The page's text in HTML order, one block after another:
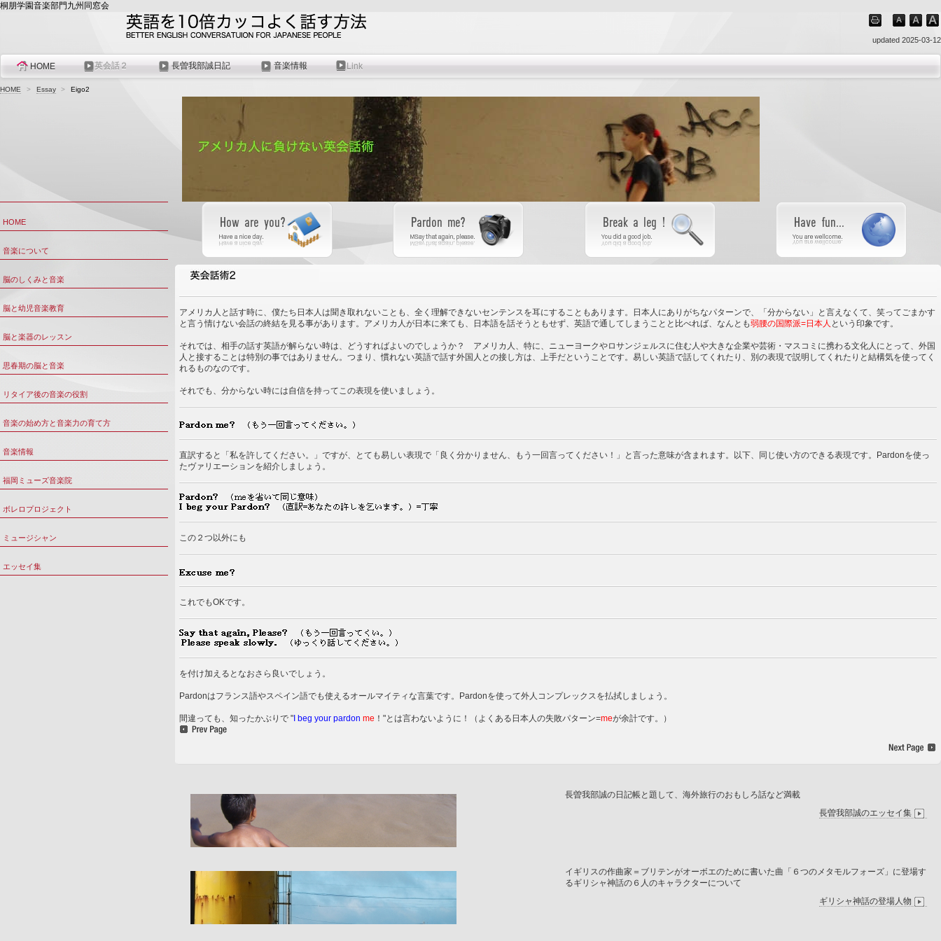
桐朋学園音楽部門九州同窓会
updated 2025-03-12
HOME 英会話２ 長曽我部誠日記 音楽情報 Link
HOME > Essay > Eigo2
アメリカ人と話す時に、僕たち日本人は聞き取れないことも、全く理解できないセンテンスを耳にすることもあります。日本人にありがちなパターンで、「分からない」と言えなくて、笑ってごまかす
と言う情けない会話の終結を見る事があります。アメリカ人が日本に来ても、日本語を話そうともせず、英語で通してしまうことと比べれば、なんとも弱腰の国際派=日本人 という印象です。
それでは、相手の話す英語が解らない時は、どうすればよいのでしょうか？ アメリカ人、特に、ニューヨークやロサンジェルスに住む人や大きな企業や芸術・マスコミに携わる文化人にとって、外国
人と接することは特別の事ではありません。つまり、慣れない英語で話す外国人との接し方は、上手だということです。易しい英語で話してくれたり、別の表現で説明してくれたりと結構気を使ってく
れるものなのです。
それでも、分からない時には自信を持ってこの表現を使いましょう。
直訳すると「私を許してください。」ですが、とても易しい表現で「良く分かりません、もう一回言ってください！」と言った意味が含まれます。以下、同じ使い方のできる表現です。Pardonを使っ
たヴァリエーションを紹介しましょう。
この２つ以外にも
これでもOKです。
を付け加えるとなおさら良いでしょう。
Pardonはフランス語やスペイン語でも使えるオールマイティな言葉です。Pardonを使って外人コンプレックスを払拭しましょう。
間違っても、知ったかぶりで " I beg your pardon me ！"とは言わないように！（よくある日本人の失敗パターン=meが余計です。）
長曽我部誠の日記帳と題して、海外旅行のおもしろ話など満載
長曽我部誠のエッセイ集
イギリスの作曲家＝ブリテンがオーボエのために書いた曲「６つのメタモルフォーズ」に登場す
るギリシャ神話の６人のキャラクターについて
ギリシャ神話の登場人物
HOME
音楽について
脳のしくみと音楽
脳と幼児音楽教育
脳と楽器のレッスン
思春期の脳と音楽
リタイア後の音楽の役割
音楽の始め方と音楽力の育て方
音楽情報
福岡ミューズ音楽院
ボレロプロジェクト
ミュージシャン
エッセイ集